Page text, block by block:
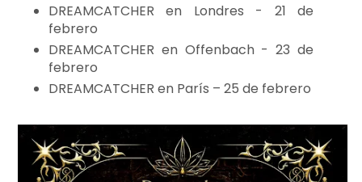
DREAMCATCHER en Londres - 21 de
febrero
DREAMCATCHER en Offenbach - 23 de
febrero
DREAMCATCHER en París – 25 de febrero